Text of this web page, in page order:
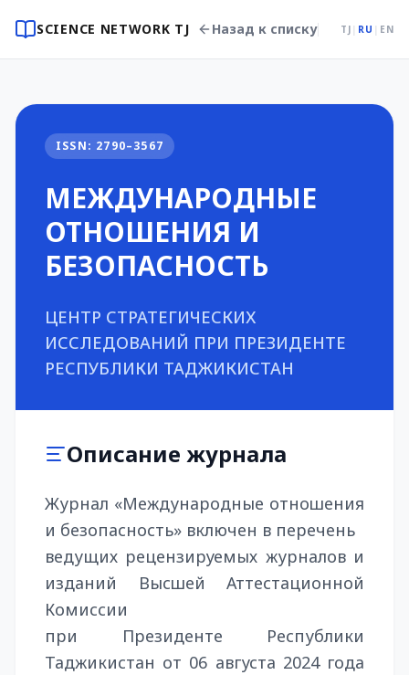
SCIENCE NETWORK TJ Назад к списку TJ | RU | EN
ISSN: 2790–3567
МЕЖДУНАРОДНЫЕ
ОТНОШЕНИЯ И
БЕЗОПАСНОСТЬ
ЦЕНТР СТРАТЕГИЧЕСКИХ
ИССЛЕДОВАНИЙ ПРИ ПРЕЗИДЕНТЕ
РЕСПУБЛИКИ ТАДЖИКИСТАН
Описание журнала
Журнал «Международные отношения
и безопасность» включен в перечень
ведущих рецензируемых журналов и
изданий Высшей Аттестационной
Комиссии
при Президенте Республики
Таджикистан от 06 августа 2024 года